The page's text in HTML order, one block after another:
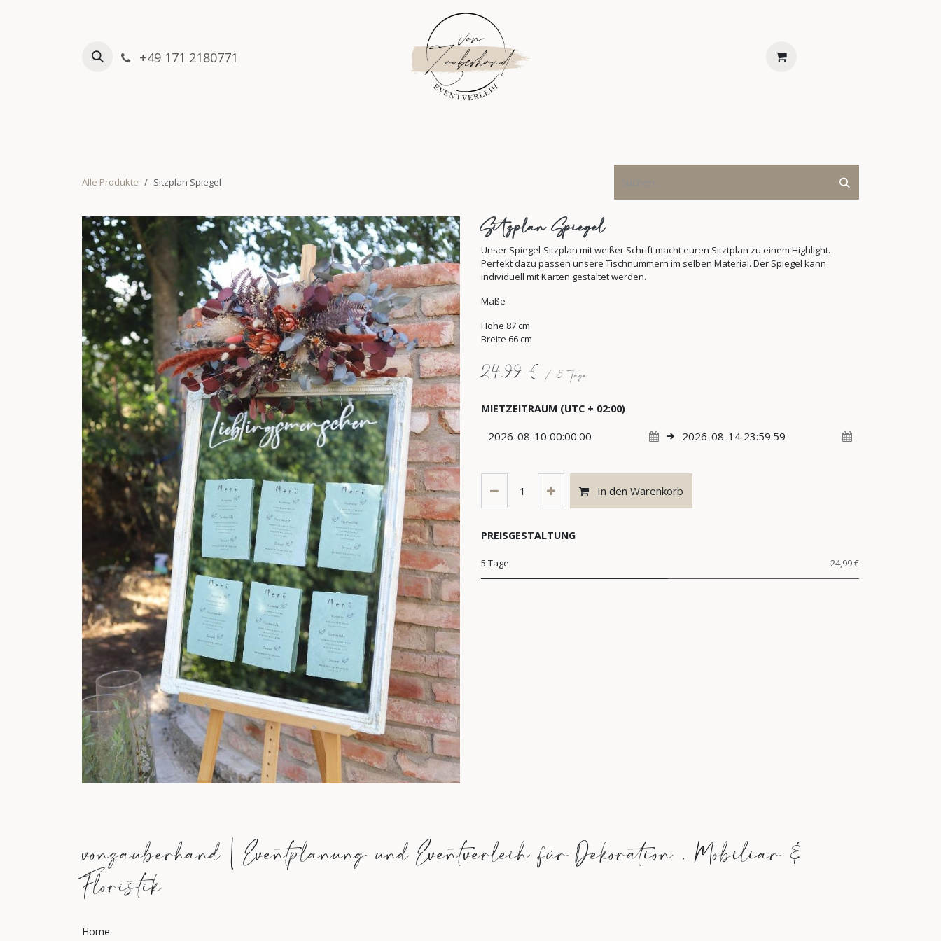
+49 171 2180771
Alle Produkte Sitzplan Spiegel
Sitzplan Spiegel
Unser Spiegel-Sitzplan mit weißer Schrift macht euren Sitztplan zu einem Highlight.
Perfekt dazu passen unsere Tischnummern im selben Material. Der Spiegel kann
individuell mit Karten gestaltet werden.
Maße
Höhe 87 cm
Breite 66 cm
24,99 € / 5 Tage
MIETZEITRAUM (UTC + 02:00)
In den Warenkorb
PREISGESTALTUNG
5 Tage 24,99 €
vonzauberhand | Eventplanung und Eventverleih für Dekoration , Mobiliar &
Floristik
Home